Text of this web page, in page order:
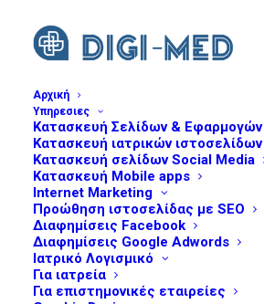
Αρχική
Υπηρεσιες
Κατασκευή Σελίδων & Εφαρμογών
Κατασκευή ιατρικών ιστοσελίδων
Κατασκευή σελίδων Social Media
Κατασκευή Mobile apps
Internet Marketing
Προώθηση ιστοσελίδας με SEO
Διαφημίσεις Facebook
Διαφημίσεις Google Adwords
Ιατρικό Λογισμικό
Για ιατρεία
Για επιστημονικές εταιρείες
24-dihmerida-website-
Home
24η Διημερίδα "Στ.
24-dihmerida-website-